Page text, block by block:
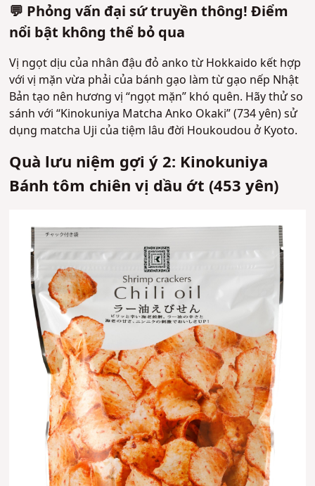
💬 Phỏng vấn đại sứ truyền thông! Điểm
nổi bật không thể bỏ qua
Vị ngọt dịu của nhân đậu đỏ anko từ Hokkaido kết hợp
với vị mặn vừa phải của bánh gạo làm từ gạo nếp Nhật
Bản tạo nên hương vị “ngọt mặn” khó quên. Hãy thử so
sánh với “Kinokuniya Matcha Anko Okaki” (734 yên) sử
dụng matcha Uji của tiệm lâu đời Houkoudou ở Kyoto.
Quà lưu niệm gợi ý 2: Kinokuniya
Bánh tôm chiên vị dầu ớt (453 yên)